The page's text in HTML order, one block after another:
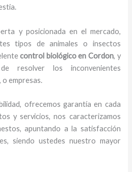
y posicionada en el mercado,
tipos de animales o insectos
control biológico en Cordon, y
resolver los inconvenientes
o empresas.
ofrecemos garantía en cada
y servicios, nos caracterizamos
apuntando a la satisfacción
siendo ustedes nuestro mayor